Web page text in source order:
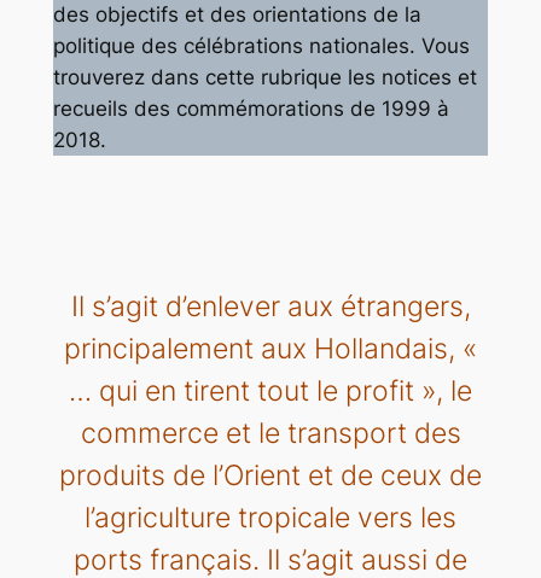
des objectifs et des orientations de la
politique des célébrations nationales. Vous
trouverez dans cette rubrique les notices et
recueils des commémorations de 1999 à
2018.
Il s’agit d’enlever aux étrangers,
principalement aux Hollandais, «
… qui en tirent tout le profit », le
commerce et le transport des
produits de l’Orient et de ceux de
l’agriculture tropicale vers les
ports français. Il s’agit aussi de